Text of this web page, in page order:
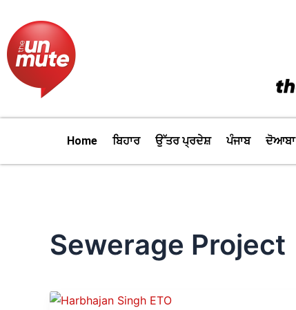
content
Home ਬਿਹਾਰ ਉੱਤਰ ਪ੍ਰਦੇਸ਼ ਪੰਜਾਬ ਦੋਆਬਾ
Sewerage Project